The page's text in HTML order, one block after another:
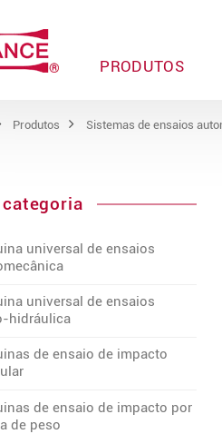
PRODUTOS
Produtos Sistemas de ensaios
universal de ensaios
universal de ensaios
hidráulica
de ensaio de impacto
de ensaio de impacto por
de peso